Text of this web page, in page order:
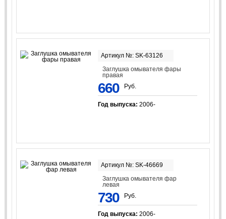
Артикул №: SK-63126
Заглушка омывателя фары
правая
660 Руб.
Год выпуска: 2006-
Артикул №: SK-46669
Заглушка омывателя фар
левая
730 Руб.
Год выпуска: 2006-